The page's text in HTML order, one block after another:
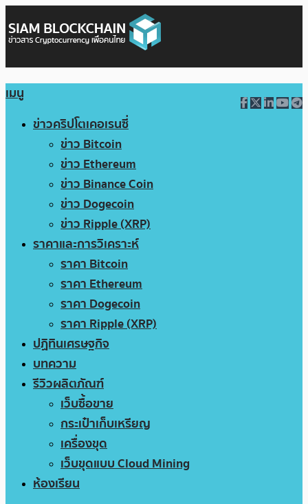
เมนู
ข่าวคริปโตเคอเรนซี่
ข่าว Bitcoin
ข่าว Ethereum
ข่าว Binance Coin
ข่าว Dogecoin
ข่าว Ripple (XRP)
ราคาและการวิเคราะห์
ราคา Bitcoin
ราคา Ethereum
ราคา Dogecoin
ราคา Ripple (XRP)
ปฏิทินเศรษฐกิจ
บทความ
รีวิวผลิตภัณฑ์
เว็บซื้อขาย
กระเป๋าเก็บเหรียญ
เครื่องขุด
เว็บขุดแบบ Cloud Mining
ห้องเรียน